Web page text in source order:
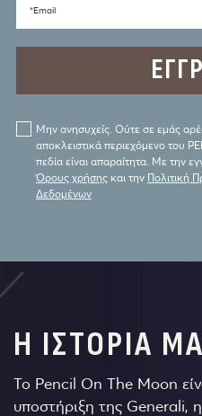
*Email
Μην ανησυχείς. Ούτε σε εμάς
αποκλειστικά περιεχόμενο του
πεδία είναι απαραίτητα. Με την
Όρους χρήσης και την Πολιτική
Δεδομένων
Η ΙΣΤΟΡΙΑ
Το Pencil On The Moon
υποστήριξη της Generali,